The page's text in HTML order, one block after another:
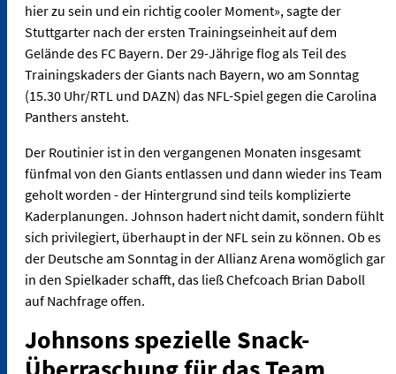
hier zu sein und ein richtig cooler Moment», sagte der
Stuttgarter nach der ersten Trainingseinheit auf dem
Gelände des FC Bayern. Der 29-Jährige flog als Teil des
Trainingskaders der Giants nach Bayern, wo am Sonntag
(15.30 Uhr/RTL und DAZN) das NFL-Spiel gegen die Carolina
Panthers ansteht.
Der Routinier ist in den vergangenen Monaten insgesamt
fünfmal von den Giants entlassen und dann wieder ins Team
geholt worden - der Hintergrund sind teils komplizierte
Kaderplanungen. Johnson hadert nicht damit, sondern fühlt
sich privilegiert, überhaupt in der NFL sein zu können. Ob es
der Deutsche am Sonntag in der Allianz Arena womöglich gar
in den Spielkader schafft, das ließ Chefcoach Brian Daboll
auf Nachfrage offen.
Johnsons spezielle Snack-